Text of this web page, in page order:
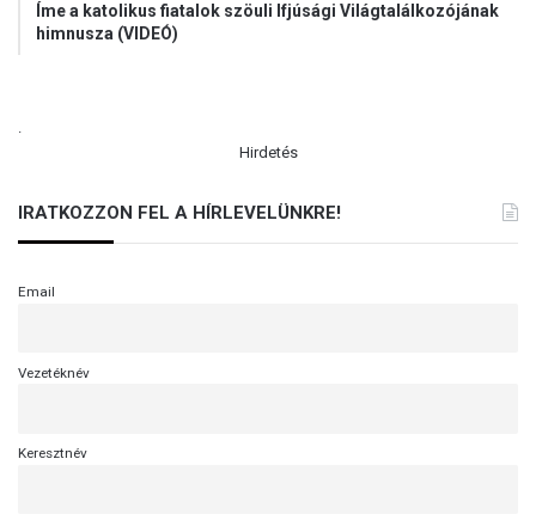
Íme a katolikus fiatalok szöuli Ifjúsági Világtalálkozójának
himnusza (VIDEÓ)
.
Hirdetés
IRATKOZZON FEL A HÍRLEVELÜNKRE!
Email
Vezetéknév
Keresztnév